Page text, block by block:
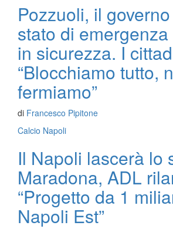
Pozzuoli, il
stato di
in sicurezza. I
“Blocchiamo tutto,
fermiamo”
di Francesco Pipitone
Calcio Napoli
Il Napoli lascerà lo
Maradona, ADL
“Progetto da 1
Napoli Est”